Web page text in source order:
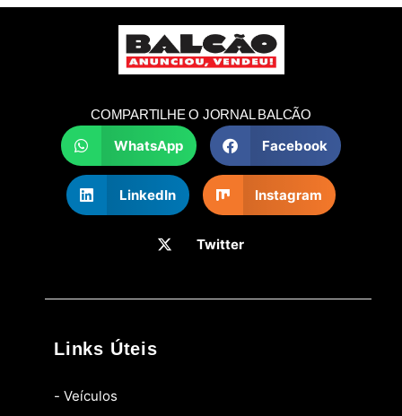
COMPARTILHE O JORNAL BALCÃO
WhatsApp Facebook
LinkedIn Instagram
Twitter
Links Úteis
- Veículos